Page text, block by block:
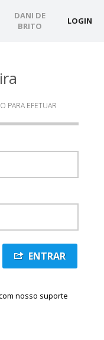
DANI DE
BRITO
LOGIN
PARA EFETUAR
ENTRAR
nosso suporte